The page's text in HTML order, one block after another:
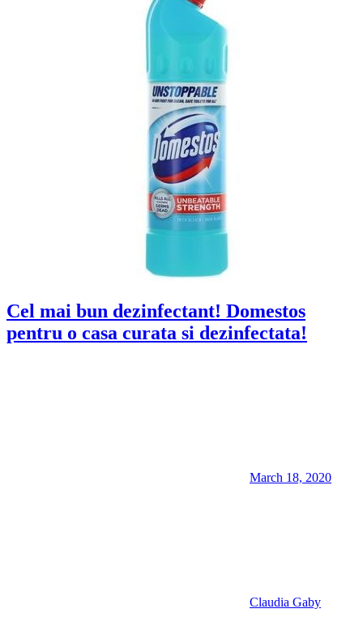
Cel mai bun dezinfectant! Domestos
pentru o casa curata si dezinfectata!
March 18, 2020
Claudia Gaby